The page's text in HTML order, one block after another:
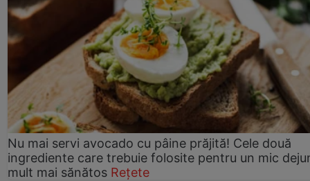
Nu mai servi avocado cu pâine prăjită! Cele două
ingrediente care trebuie folosite pentru un mic
mult mai sănătos Rețete